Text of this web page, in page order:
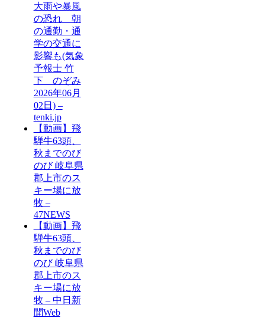
大雨や暴風
の恐れ 朝
の通勤・通
学の交通に
影響も(気象
予報士 竹
下 のぞみ
2026年06月
02日) –
tenki.jp
【動画】飛
騨牛63頭、
秋までのび
のび 岐阜県
郡上市のス
キー場に放
牧 –
47NEWS
【動画】飛
騨牛63頭、
秋までのび
のび 岐阜県
郡上市のス
キー場に放
牧 – 中日新
聞Web